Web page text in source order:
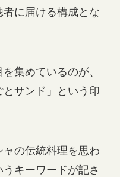
者に届ける構成とな
集めているのが、
とサンド」という印
の伝統料理を思わ
キーワードが記さ